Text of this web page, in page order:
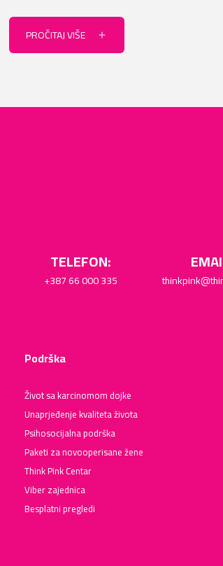
PROČITAJ VIŠE
TELEFON:
+387 66 000 335
Podrška
Život sa karcinomom dojke
Unaprjeđenje kvaliteta života
Psihosocijalna podrška
Paketi za novooperisane žene
Think Pink Centar
Viber zajednica
Besplatni pregledi